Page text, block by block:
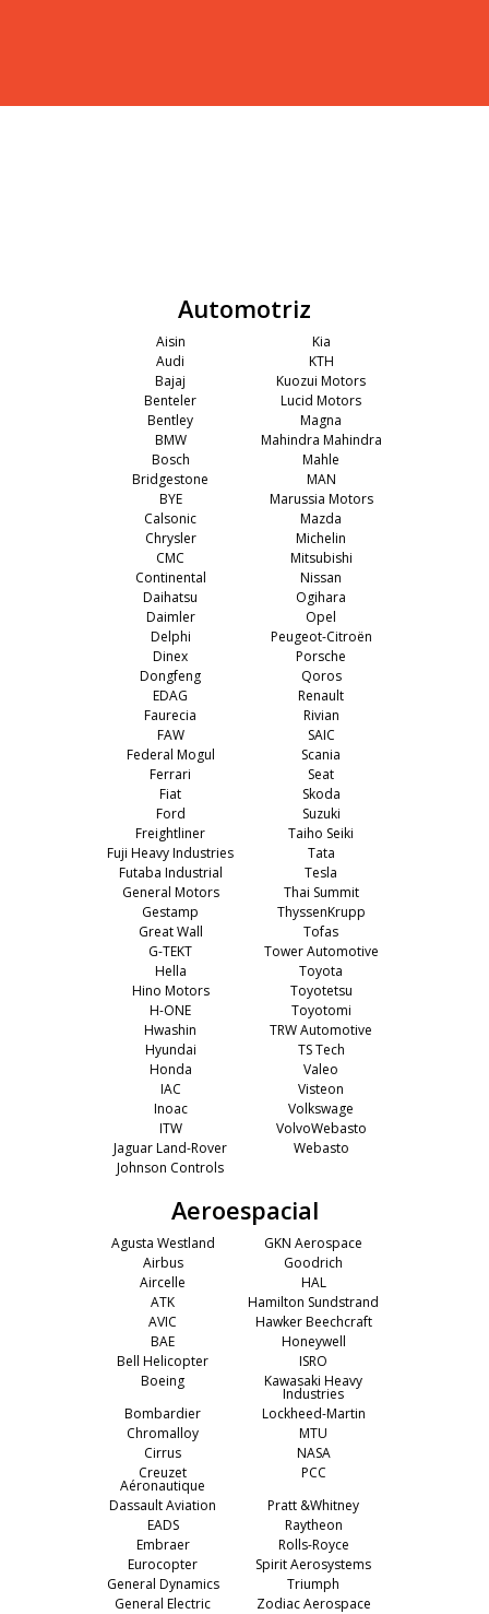
Automotriz
Aisin
Kia
Audi
KTH
Bajaj
Kuozui Motors
Benteler
Lucid Motors
Bentley
Magna
BMW
Mahindra Mahindra
Bosch
Mahle
Bridgestone
MAN
BYE
Marussia Motors
Calsonic
Mazda
Chrysler
Michelin
CMC
Mitsubishi
Continental
Nissan
Daihatsu
Ogihara
Daimler
Opel
Delphi
Peugeot-Citroën
Dinex
Porsche
Dongfeng
Qoros
EDAG
Renault
Faurecia
Rivian
FAW
SAIC
Federal Mogul
Scania
Ferrari
Seat
Fiat
Skoda
Ford
Suzuki
Freightliner
Taiho Seiki
Fuji Heavy Industries
Tata
Futaba Industrial
Tesla
General Motors
Thai Summit
Gestamp
ThyssenKrupp
Great Wall
Tofas
G-TEKT
Tower Automotive
Hella
Toyota
Hino Motors
Toyotetsu
H-ONE
Toyotomi
Hwashin
TRW Automotive
Hyundai
TS Tech
Honda
Valeo
IAC
Visteon
Inoac
Volkswage
ITW
VolvoWebasto
Jaguar Land-Rover
Webasto
Johnson Controls
Aeroespacial
Agusta Westland
GKN Aerospace
Airbus
Goodrich
Aircelle
HAL
ATK
Hamilton Sundstrand
AVIC
Hawker Beechcraft
BAE
Honeywell
Bell Helicopter
ISRO
Boeing
Kawasaki Heavy
Industries
Bombardier
Lockheed-Martin
Chromalloy
MTU
Cirrus
NASA
Creuzet
Aéronautique
PCC
Dassault Aviation
Pratt &Whitney
EADS
Raytheon
Embraer
Rolls-Royce
Eurocopter
Spirit Aerosystems
General Dynamics
Triumph
General Electric
Zodiac Aerospace